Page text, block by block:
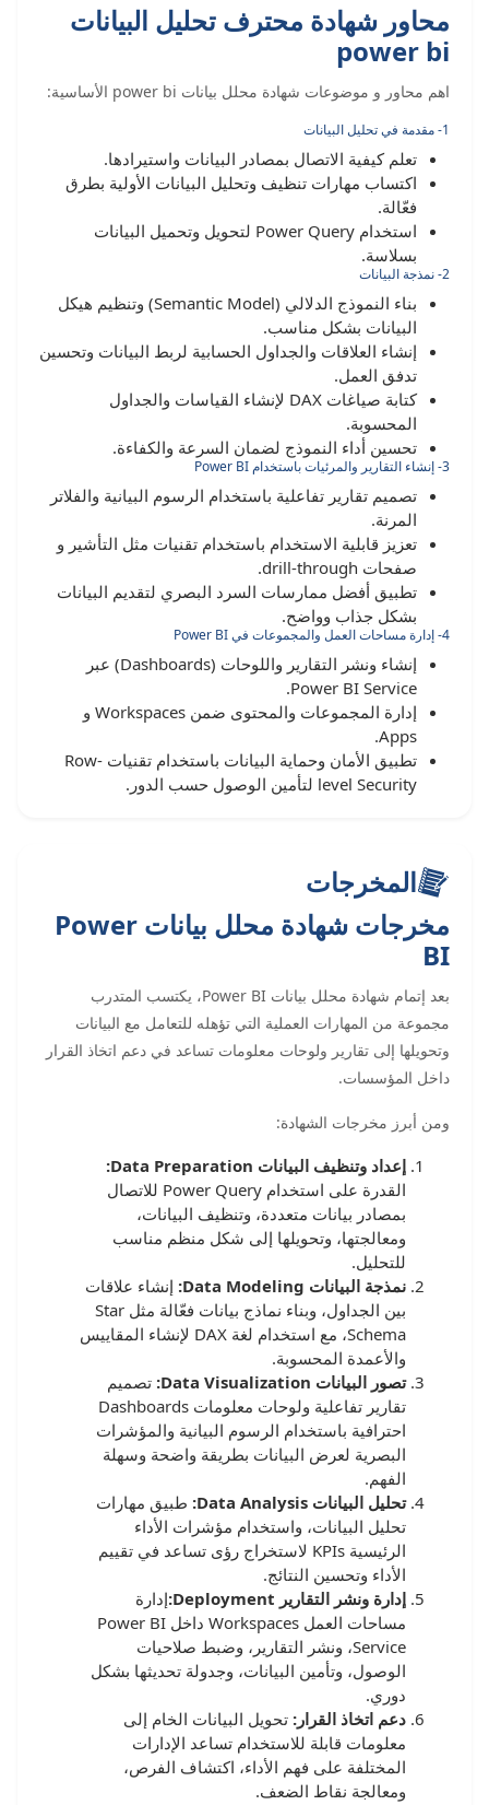
محاور شهادة محترف تحليل البيانات
power bi
اهم محاور و موضوعات شهادة محلل بيانات power bi الأساسية:
1- مقدمة في تحليل البيانات
تعلم كيفية الاتصال بمصادر البيانات واستيرادها.
اكتساب مهارات تنظيف وتحليل البيانات الأولية بطرق
فعّالة.
استخدام Power Query لتحويل وتحميل البيانات
بسلاسة.
2- نمذجة البيانات
بناء النموذج الدلالي (Semantic Model) وتنظيم هيكل
البيانات بشكل مناسب.
إنشاء العلاقات والجداول الحسابية لربط البيانات وتحسين
تدفق العمل.
كتابة صياغات DAX لإنشاء القياسات والجداول
المحسوبة.
تحسين أداء النموذج لضمان السرعة والكفاءة.
3- إنشاء التقارير والمرئيات باستخدام Power BI
تصميم تقارير تفاعلية باستخدام الرسوم البيانية والفلاتر
المرنة.
تعزيز قابلية الاستخدام باستخدام تقنيات مثل التأشير و
صفحات drill-through.
تطبيق أفضل ممارسات السرد البصري لتقديم البيانات
بشكل جذاب وواضح.
4- إدارة مساحات العمل والمجموعات في Power BI
إنشاء ونشر التقارير واللوحات (Dashboards) عبر
Power BI Service.
إدارة المجموعات والمحتوى ضمن Workspaces و
Apps.
تطبيق الأمان وحماية البيانات باستخدام تقنيات Row-
level Security لتأمين الوصول حسب الدور.
المخرجات
مخرجات شهادة محلل بيانات Power
BI
بعد إتمام شهادة محلل بيانات Power BI، يكتسب المتدرب
مجموعة من المهارات العملية التي تؤهله للتعامل مع البيانات
وتحويلها إلى تقارير ولوحات معلومات تساعد في دعم اتخاذ القرار
داخل المؤسسات.
ومن أبرز مخرجات الشهادة:
إعداد وتنظيف البيانات Data Preparation:
القدرة على استخدام Power Query للاتصال
بمصادر بيانات متعددة، وتنظيف البيانات،
ومعالجتها، وتحويلها إلى شكل منظم مناسب
للتحليل.
نمذجة البيانات Data Modeling:
إنشاء علاقات
بين الجداول، وبناء نماذج بيانات فعّالة مثل Star
Schema، مع استخدام لغة DAX لإنشاء المقاييس
والأعمدة المحسوبة.
تصور البيانات Data Visualization:
تصميم
تقارير تفاعلية ولوحات معلومات Dashboards
احترافية باستخدام الرسوم البيانية والمؤشرات
البصرية لعرض البيانات بطريقة واضحة وسهلة
الفهم.
تحليل البيانات Data Analysis:
طبيق مهارات
تحليل البيانات، واستخدام مؤشرات الأداء
الرئيسية KPIs لاستخراج رؤى تساعد في تقييم
الأداء وتحسين النتائج.
إدارة ونشر التقارير Deployment:
إدارة
مساحات العمل Workspaces داخل Power BI
Service، ونشر التقارير، وضبط صلاحيات
الوصول، وتأمين البيانات، وجدولة تحديثها بشكل
دوري.
دعم اتخاذ القرار: تحويل البيانات الخام إلى
معلومات قابلة للاستخدام تساعد الإدارات
المختلفة على فهم الأداء، اكتشاف الفرص،
ومعالجة نقاط الضعف.